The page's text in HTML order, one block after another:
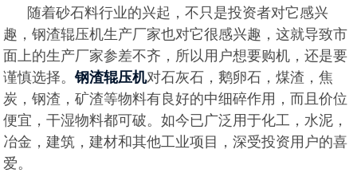
随着砂石料行业的兴起，不只是投资者对它感兴
趣，钢渣辊压机生产厂家也对它很感兴趣，这就导致市
面上的生产厂家参差不齐，所以用户想要购机，还是要
谨慎选择。钢渣辊压机对石灰石，鹅卵石，煤渣，焦
炭，钢渣，矿渣等物料有良好的中细碎作用，而且价位
便宜，干湿物料都可破。如今已广泛用于化工，水泥，
冶金，建筑，建材和其他工业项目，深受投资用户的喜
爱。